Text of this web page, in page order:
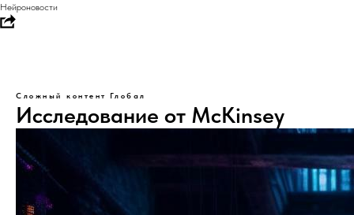
Нейроновости
Сложный контент Глобал
Исследование от McKinsey